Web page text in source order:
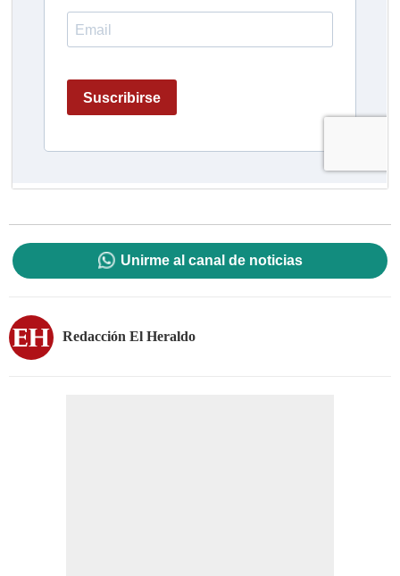
Unirme al canal de noticias
Redacción El Heraldo